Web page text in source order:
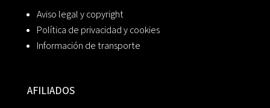
Aviso legal y copyright
Política de privacidad y cookies
Información de transporte
AFILIADOS